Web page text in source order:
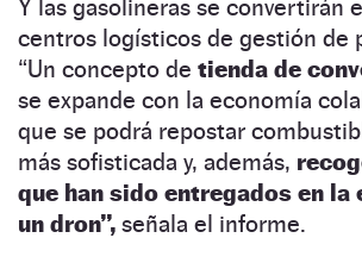
Y las gasolineras se convertirán
centros logísticos de gestión de
“Un concepto de tienda de
se expande con la economía
que se podrá repostar
más sofisticada y, además,
que han sido entregados en la
un dron”, señala el informe.